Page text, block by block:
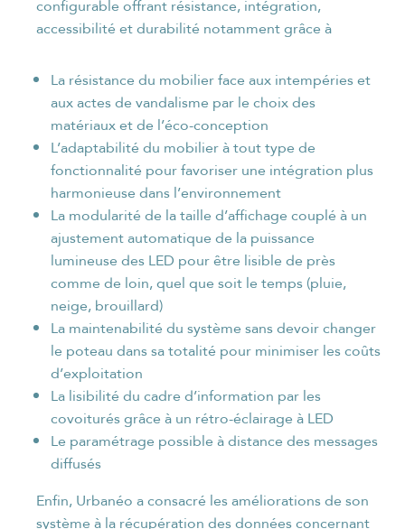
configurable offrant résistance, intégration,
accessibilité et durabilité notamment grâce à
La résistance du mobilier face aux intempéries et
aux actes de vandalisme par le choix des
matériaux et de l’éco-conception
L’adaptabilité du mobilier à tout type de
fonctionnalité pour favoriser une intégration plus
harmonieuse dans l’environnement
La modularité de la taille d’affichage couplé à un
ajustement automatique de la puissance
lumineuse des LED pour être lisible de près
comme de loin, quel que soit le temps (pluie,
neige, brouillard)
La maintenabilité du système sans devoir changer
le poteau dans sa totalité pour minimiser les coûts
d’exploitation
La lisibilité du cadre d’information par les
covoiturés grâce à un rétro-éclairage à LED
Le paramétrage possible à distance des messages
diffusés
Enfin, Urbanéo a consacré les améliorations de son
système à la récupération des données concernant